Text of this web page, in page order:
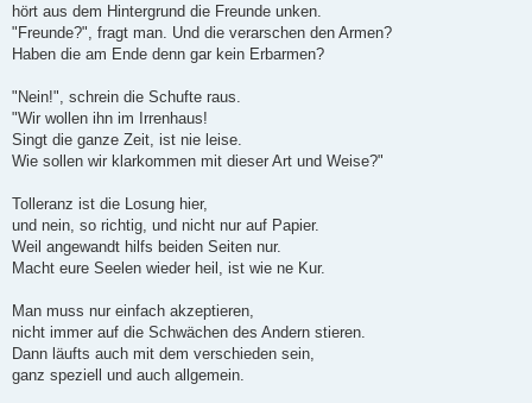
hört aus dem Hintergrund die Freunde unken.
"Freunde?", fragt man. Und die verarschen den Armen?
Haben die am Ende denn gar kein Erbarmen?
"Nein!", schrein die Schufte raus.
"Wir wollen ihn im Irrenhaus!
Singt die ganze Zeit, ist nie leise.
Wie sollen wir klarkommen mit dieser Art und Weise?"
Tolleranz ist die Losung hier,
und nein, so richtig, und nicht nur auf Papier.
Weil angewandt hilfs beiden Seiten nur.
Macht eure Seelen wieder heil, ist wie ne Kur.
Man muss nur einfach akzeptieren,
nicht immer auf die Schwächen des Andern stieren.
Dann läufts auch mit dem verschieden sein,
ganz speziell und auch allgemein.